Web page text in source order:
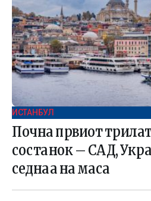
ИСТАНБУЛ
Почна првиот
состанок – САД,
седнаа на маса